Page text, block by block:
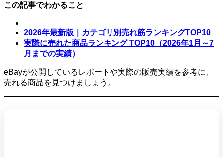
この記事でわかること
2026年最新版｜カテゴリ別売れ筋ランキングTOP10
実際に売れた商品ランキング TOP10（2026年1月～7
月までの実績）
eBayが公開しているレポートや実際の販売実績を参考に、
売れる商品を見つけましょう。